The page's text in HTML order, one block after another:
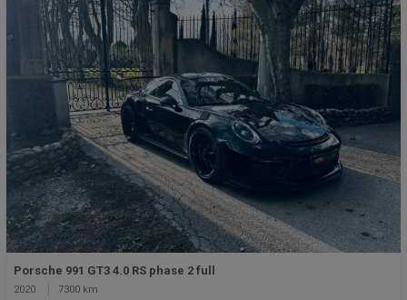
Porsche 991 GT3 4.0 RS phase 2 full
2020 7300 km